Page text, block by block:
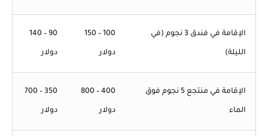
الإقامة في فندق 3 نجوم (في
الليلة)
100 – 150
دولار
90 – 140
دولار
الإقامة في منتجع 5 نجوم فوق
الماء
400 – 800
دولار
350 – 700
دولار